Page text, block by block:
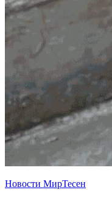
Новости МирТесен